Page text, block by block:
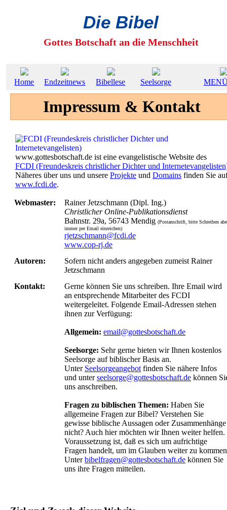
Die Bibel
Gottes Botschaft an die Menschheit
Home Endzeitnews Bibellese Seelsorge
Impressum & Kontakt
www.gottesbotschaft.de ist eine evangelistische Website des
FCDI (Freundeskreis christlicher Dichter und
Näheres über uns und unsere Projekte und Domains finden Sie
www.fcdi.de.
Webmaster:
Rainer Jetzschmann (Dipl. Ing.)
Christlicher Online-Publikationsdienst
Bahnstr. 29a, 56743 Mendig (Postanschrift, bitte Schreiben
immer per Email einreichen)
rjetzschmann@fcdi.de
www.cop-rj.de
Autoren:
Sofern nicht anders angegeben zumeist Rainer
Jetzschmann
Kontakt:
Gerne können Sie uns schreiben. Ihre Email wird
an entsprechende Mitarbeiter des FCDI
weitergeleitet. Folgende Email-Adressen stehen
ihnen zur Verfügung:
Allgemein: email@gottesbotschaft.de
Seelsorge: Sehr gerne bieten wir Ihnen kostenlos
Seelsorge auf biblischer Basis an.
Unter Seelsorgeangebot finden Sie nähere Infos
und unterseelsorge@gottesbotschaft.de können
uns anschreiben.
Fragen zu biblischen Themen: Haben Sie
allgemeine Fragen zur Bibel? Verstehen Sie
gewisse biblische Aussagen oder Zusammenhänge
nicht? Auch hier möchten wir Ihnen weiter helfen.
Voraussetzung ist, daß es sich um aufrichtige
Fragen handelt, um im Glauben weiter zu
Unterbibelfragen@gottesbotschaft.de können Sie
uns ihre Fragen mitteilen.